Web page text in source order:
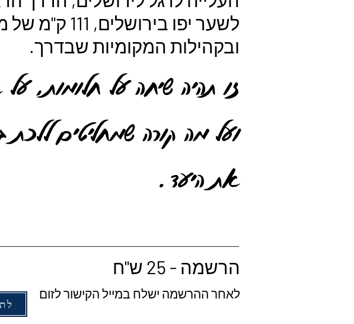
לשער יפו
ובקהילות המקומיות שבדרך.
זו תהיה שיחה על חלומות,
ועל מה קורה שמחליטים
את היעד.
הרשמה - 25 ש"ח
לאחר ההרשמה ישלח במייל הקישור לזום